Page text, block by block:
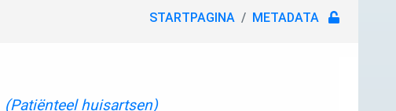
STARTPAGINA METADATA
(Patiënteel huisartsen)